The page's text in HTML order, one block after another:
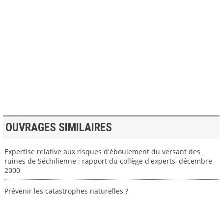
OUVRAGES SIMILAIRES
Expertise relative aux risques d'éboulement du versant des
ruines de Séchilienne : rapport du collège d'experts, décembre
2000
Prévenir les catastrophes naturelles ?